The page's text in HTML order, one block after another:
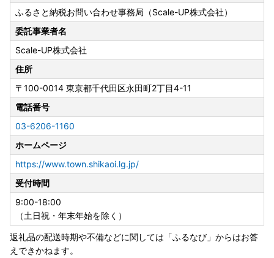
ふるさと納税お問い合わせ事務局（Scale-UP株式会社）
委託事業者名
Scale-UP株式会社
住所
〒100-0014 東京都千代田区永田町2丁目4-11
電話番号
03-6206-1160
ホームページ
https://www.town.shikaoi.lg.jp/
受付時間
9:00-18:00
（土日祝・年末年始を除く）
返礼品の配送時期や不備などに関しては「ふるなび」からはお答
えできかねます。